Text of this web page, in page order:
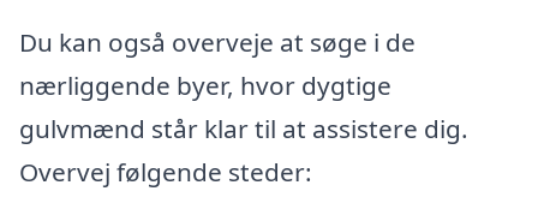
Du kan også overveje at søge i de
nærliggende byer, hvor dygtige
gulvmænd står klar til at assistere dig.
Overvej følgende steder: